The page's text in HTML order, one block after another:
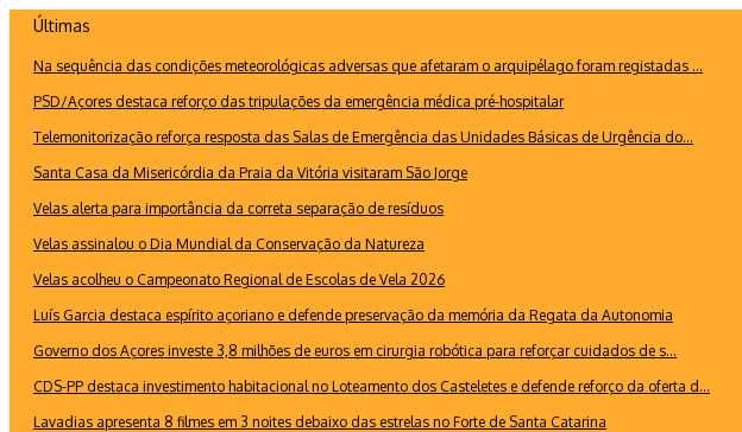
conteúdo
Últimas
Na sequência das condições meteorológicas adversas que afetaram o arquipélago foram registadas ...
PSD/Açores destaca reforço das tripulações da emergência médica pré-hospitalar
Telemonitorização reforça resposta das Salas de Emergência das Unidades Básicas de Urgência do...
Santa Casa da Misericórdia da Praia da Vitória visitaram São Jorge
Velas alerta para importância da correta separação de resíduos
Velas assinalou o Dia Mundial da Conservação da Natureza
Velas acolheu o Campeonato Regional de Escolas de Vela 2026
Luís Garcia destaca espírito açoriano e defende preservação da memória da Regata da Autonomia
Governo dos Açores investe 3,8 milhões de euros em cirurgia robótica para reforçar cuidados de s...
CDS-PP destaca investimento habitacional no Loteamento dos Casteletes e defende reforço da oferta d...
Lavadias apresenta 8 filmes em 3 noites debaixo das estrelas no Forte de Santa Catarina